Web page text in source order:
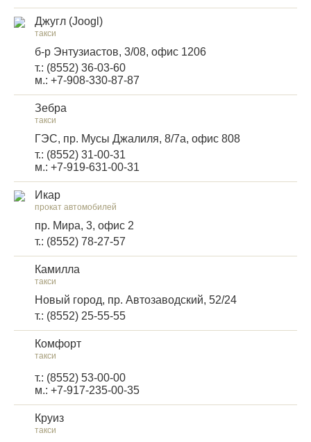
Джугл (Joogl)
такси
б-р Энтузиастов, 3/08, офис 1206
т.: (8552) 36-03-60
м.: +7-908-330-87-87
Зебра
такси
ГЭС, пр. Мусы Джалиля, 8/7а, офис 808
т.: (8552) 31-00-31
м.: +7-919-631-00-31
Икар
прокат автомобилей
пр. Мира, 3, офис 2
т.: (8552) 78-27-57
Камилла
такси
Новый город, пр. Автозаводский, 52/24
т.: (8552) 25-55-55
Комфорт
такси
т.: (8552) 53-00-00
м.: +7-917-235-00-35
Круиз
такси